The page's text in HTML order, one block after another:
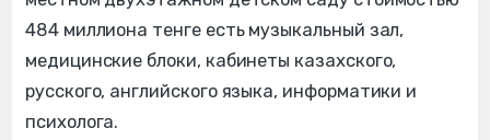
484 миллиона тенге есть музыкальный зал,
медицинские блоки, кабинеты казахского,
русского, английского языка, информатики и
психолога.